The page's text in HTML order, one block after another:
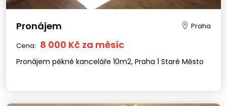
Pronájem Praha
Cena: 8 000 Kč za měsíc
Pronájem pěkné kanceláře 10m2, Praha 1 Staré Město